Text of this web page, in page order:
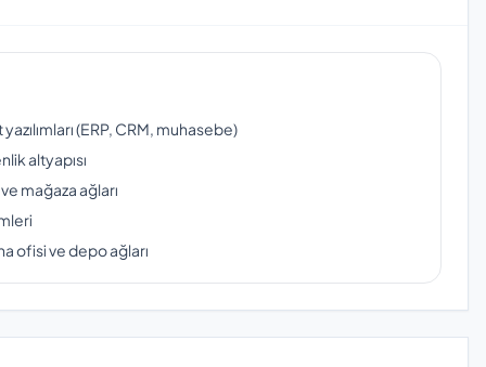
(ERP, CRM, muhasebe)
altyapısı
mağaza ağları
ofisi ve depo ağları